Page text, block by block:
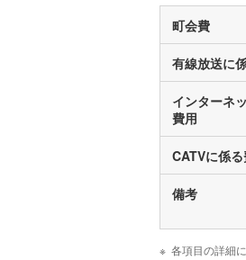
町会費
有線放送に
インターネ
費用
CATVに係
備考
各項目の詳細